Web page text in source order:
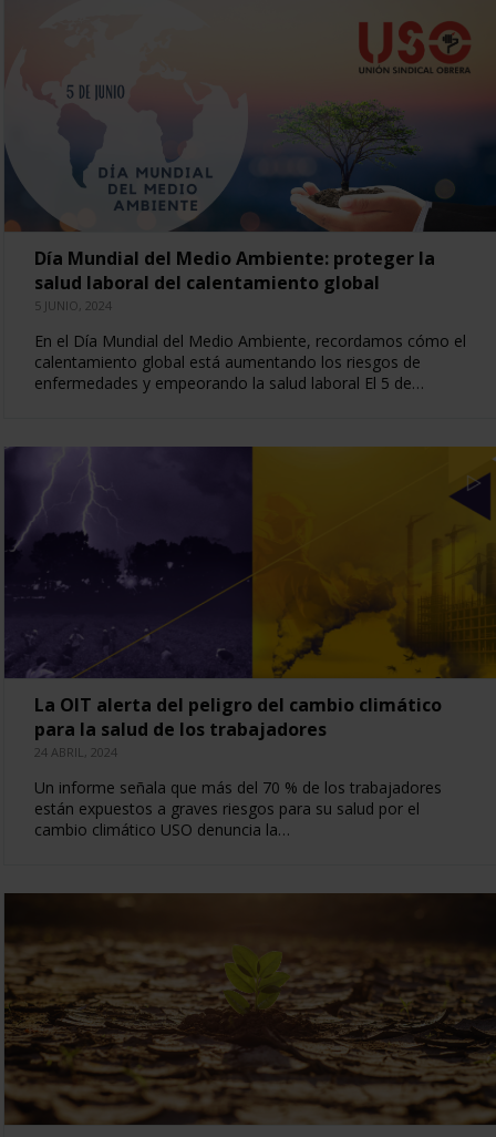
Día Mundial del Medio Ambiente: proteger la
salud laboral del calentamiento global
5 JUNIO, 2024
En el Día Mundial del Medio Ambiente, recordamos cómo el
calentamiento global está aumentando los riesgos de
enfermedades y empeorando la salud laboral El 5 de…
La OIT alerta del peligro del cambio climático
para la salud de los trabajadores
24 ABRIL, 2024
Un informe señala que más del 70 % de los trabajadores
están expuestos a graves riesgos para su salud por el
cambio climático USO denuncia la…